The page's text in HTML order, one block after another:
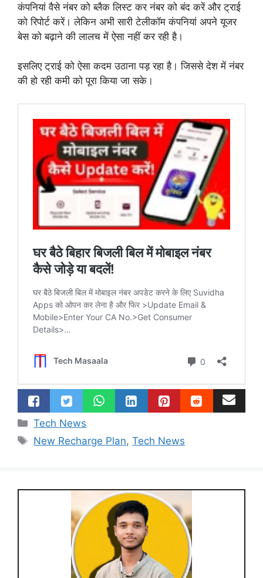
कंपनियां वैसे नंबर को ब्लैक लिस्ट कर नंबर को बंद करें और ट्राई
को रिपोर्ट करें। लेकिन अभी सारी टेलीकॉम कंपनियां अपने यूजर
बेस को बढ़ाने की लालच में ऐसा नहीं कर रही है।
इसलिए ट्राई को ऐसा कदम उठाना पड़ रहा है। जिससे देश में नंबर
की हो रही कमी को पूरा किया जा सके।
Categories
Tech News
Tags
New Recharge Plan,Tech News